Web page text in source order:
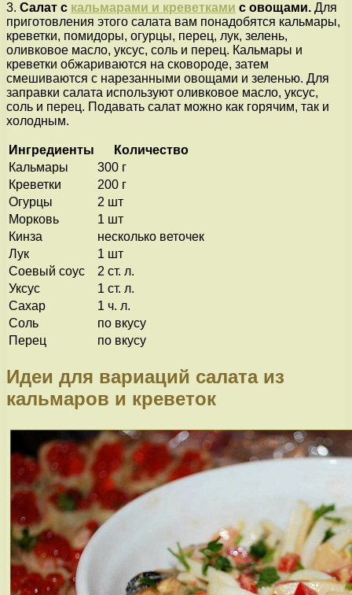
3. Салат с кальмарами и креветками с овощами. Для
приготовления этого салата вам понадобятся кальмары,
креветки, помидоры, огурцы, перец, лук, зелень,
оливковое масло, уксус, соль и перец. Кальмары и
креветки обжариваются на сковороде, затем
смешиваются с нарезанными овощами и зеленью. Для
заправки салата используют оливковое масло, уксус,
соль и перец. Подавать салат можно как горячим, так и
холодным.
Ингредиенты
Количество
Кальмары
300 г
Креветки
200 г
Огурцы
2 шт
Морковь
1 шт
Кинза
несколько веточек
Лук
1 шт
Соевый соус
2 ст. л.
Уксус
1 ст. л.
Сахар
1 ч. л.
Соль
по вкусу
Перец
по вкусу
Идеи для вариаций салата из
кальмаров и креветок